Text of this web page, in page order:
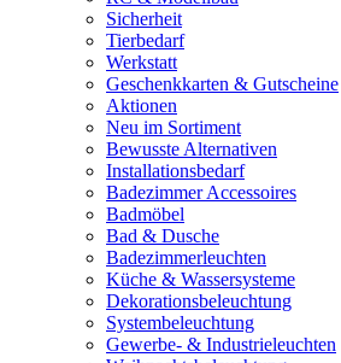
Sicherheit
Tierbedarf
Werkstatt
Geschenkkarten & Gutscheine
Aktionen
Neu im Sortiment
Bewusste Alternativen
Installationsbedarf
Badezimmer Accessoires
Badmöbel
Bad & Dusche
Badezimmerleuchten
Küche & Wassersysteme
Dekorationsbeleuchtung
Systembeleuchtung
Gewerbe- & Industrieleuchten